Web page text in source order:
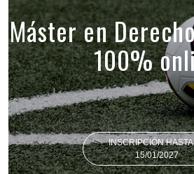
Máster en
100%
INSCRIPCIÓN
15/01/2027